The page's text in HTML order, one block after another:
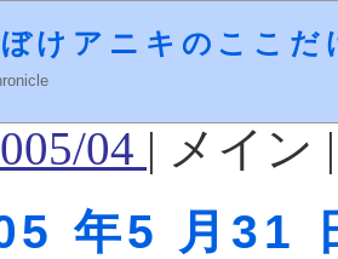
けアニキのここだ
04 | メイン
年5 月31